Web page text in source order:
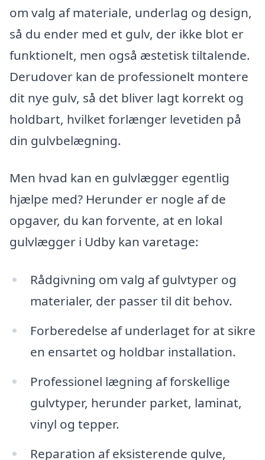
om valg af materiale, underlag og design,
så du ender med et gulv, der ikke blot er
funktionelt, men også æstetisk tiltalende.
Derudover kan de professionelt montere
dit nye gulv, så det bliver lagt korrekt og
holdbart, hvilket forlænger levetiden på
din gulvbelægning.
Men hvad kan en gulvlægger egentlig
hjælpe med? Herunder er nogle af de
opgaver, du kan forvente, at en lokal
gulvlægger i Udby kan varetage:
Rådgivning om valg af gulvtyper og
materialer, der passer til dit behov.
Forberedelse af underlaget for at sikre
en ensartet og holdbar installation.
Professionel lægning af forskellige
gulvtyper, herunder parket, laminat,
vinyl og tepper.
Reparation af eksisterende gulve,